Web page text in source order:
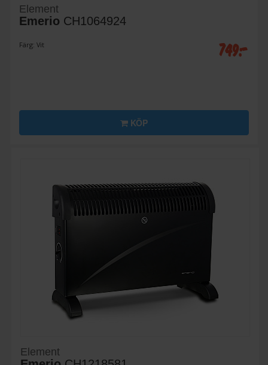
Element
Emerio CH1064924
Färg: Vit 749:-
KÖP
Element